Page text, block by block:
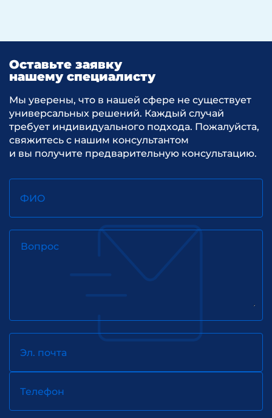
Оставьте заявку
нашему специалисту
Мы уверены, что в нашей сфере не существует
универсальных решений. Каждый случай
требует индивидуального подхода. Пожалуйста,
свяжитесь с нашим консультантом
и вы получите предварительную консультацию.
ФИО
Вопрос
Эл. почта
Телефон